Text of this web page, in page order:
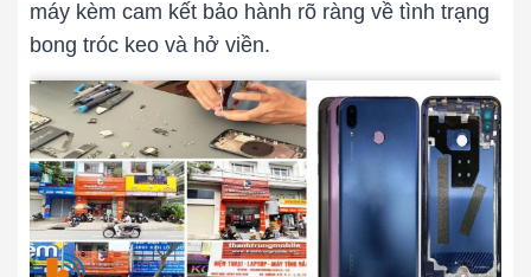
máy kèm cam kết bảo hành rõ ràng về tình trạng
bong tróc keo và hở viền.